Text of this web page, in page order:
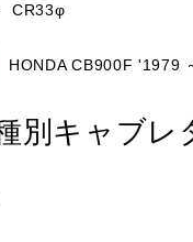
CR33φ
HONDA CB900F '1979
別キャブレ